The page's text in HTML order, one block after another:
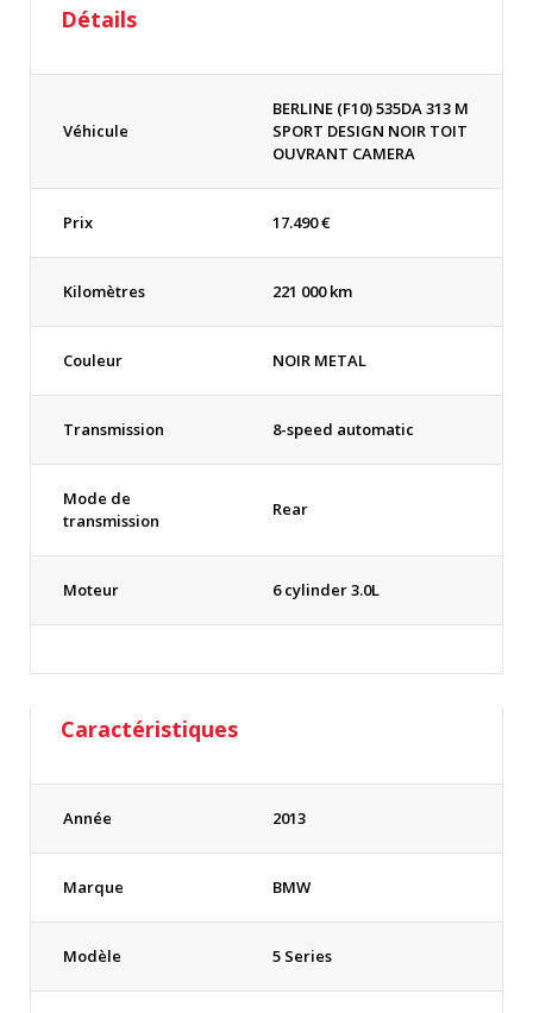
Détails
Véhicule
BERLINE (F10) 535DA 313 M
SPORT DESIGN NOIR TOIT
OUVRANT CAMERA
Prix 17.490€
Kilomètres 221 000 km
Couleur NOIR METAL
Transmission 8-speed automatic
Mode de
transmission
Rear
Moteur 6 cylinder 3.0L
Caractéristiques
Année 2013
Marque BMW
Modèle 5 Series